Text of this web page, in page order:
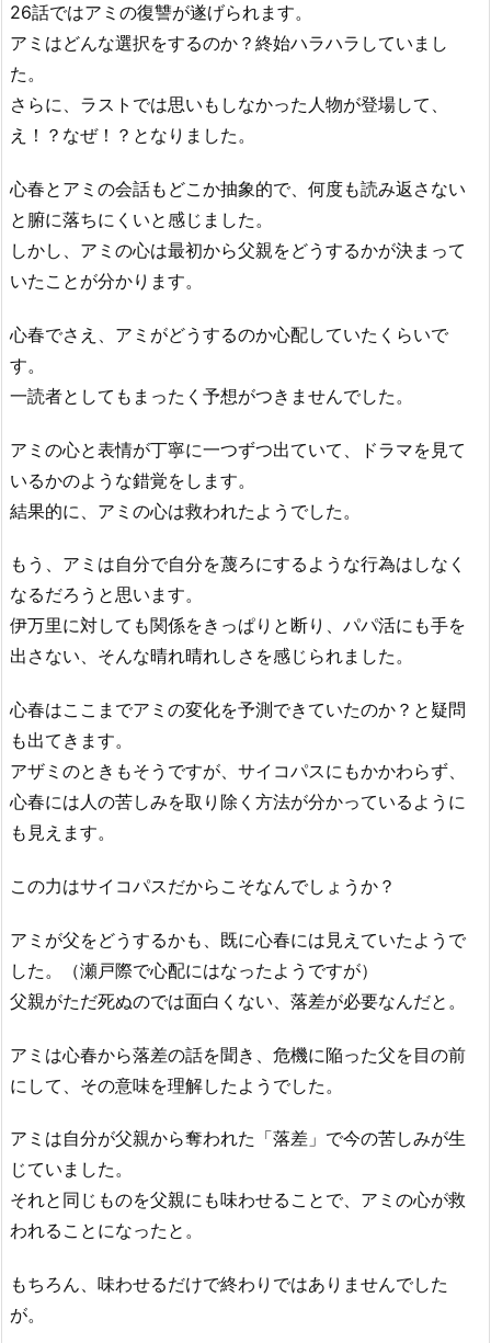
26話ではアミの復讐が遂げられます。
アミはどんな選択をするのか？終始ハラハラしていまし
た。
さらに、ラストでは思いもしなかった人物が登場して、
え！？なぜ！？となりました。
心春とアミの会話もどこか抽象的で、何度も読み返さない
と腑に落ちにくいと感じました。
しかし、アミの心は最初から父親をどうするかが決まって
いたことが分かります。
心春でさえ、アミがどうするのか心配していたくらいで
す。
一読者としてもまったく予想がつきませんでした。
アミの心と表情が丁寧に一つずつ出ていて、ドラマを見て
いるかのような錯覚をします。
結果的に、アミの心は救われたようでした。
もう、アミは自分で自分を蔑ろにするような行為はしなく
なるだろうと思います。
伊万里に対しても関係をきっぱりと断り、パパ活にも手を
出さない、そんな晴れ晴れしさを感じられました。
心春はここまでアミの変化を予測できていたのか？と疑問
も出てきます。
アザミのときもそうですが、サイコパスにもかかわらず、
心春には人の苦しみを取り除く方法が分かっているように
も見えます。
この力はサイコパスだからこそなんでしょうか？
アミが父をどうするかも、既に心春には見えていたようで
した。（瀬戸際で心配にはなったようですが）
父親がただ死ぬのでは面白くない、落差が必要なんだと。
アミは心春から落差の話を聞き、危機に陥った父を目の前
にして、その意味を理解したようでした。
アミは自分が父親から奪われた「落差」で今の苦しみが生
じていました。
それと同じものを父親にも味わせることで、アミの心が救
われることになったと。
もちろん、味わせるだけで終わりではありませんでした
が。